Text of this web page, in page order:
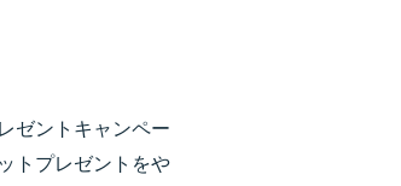
ゼントキャンペー
トプレゼントをや